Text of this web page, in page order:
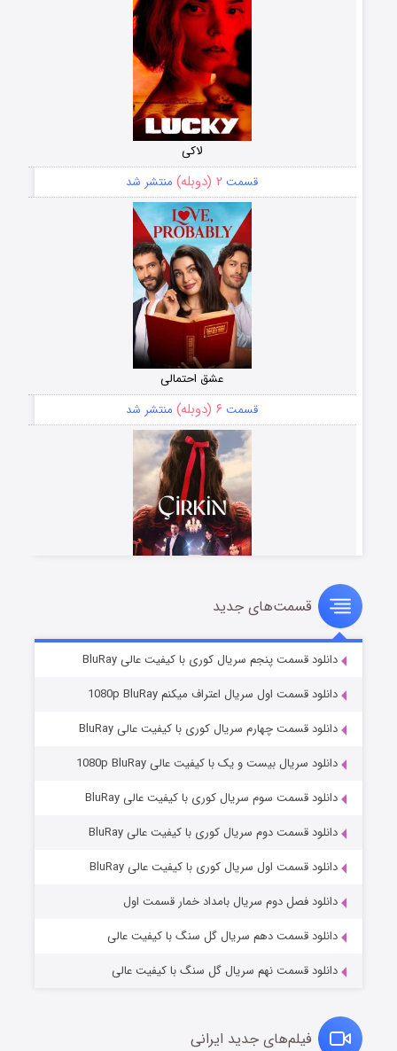
لاکی
قسمت ۲ (دوبله) منتشر شد
عشق احتمالی
قسمت ۶ (دوبله) منتشر شد
سریال زشت
قسمت۵ (زیرنویس) منتشر شد
وستی ها
قسمت۱ (زیرنویس) منتشر شد
قسمت‌های جدید
دانلود قسمت پنجم سریال کوری با کیفیت عالی BluRay
دانلود قسمت اول سریال اعتراف میکنم 1080p BluRay
دانلود قسمت چهارم سریال کوری با کیفیت عالی BluRay
دانلود سریال بیست و یک با کیفیت عالی 1080p BluRay
دانلود قسمت سوم سریال کوری با کیفیت عالی BluRay
دانلود قسمت دوم سریال کوری با کیفیت عالی BluRay
دانلود قسمت اول سریال کوری با کیفیت عالی BluRay
دانلود فصل دوم سریال بامداد خمار قسمت اول
دانلود قسمت دهم سریال گل سنگ با کیفیت عالی
دانلود قسمت نهم سریال گل سنگ با کیفیت عالی
فیلم‌های جدید ایرانی